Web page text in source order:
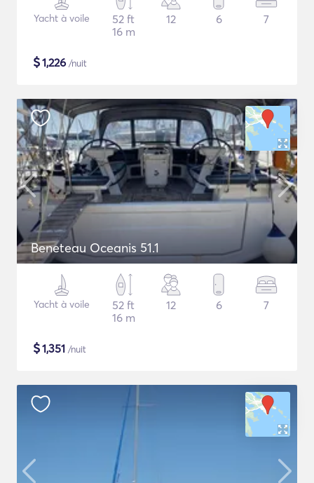
Yacht à voile
52 ft
16 m
12 6 7
$1,226 /nuit
Beneteau Oceanis 51.1
Yacht à voile
52 ft
16 m
12 6 7
$1,351 /nuit